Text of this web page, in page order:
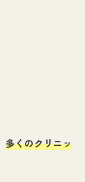
多くのクリニッ